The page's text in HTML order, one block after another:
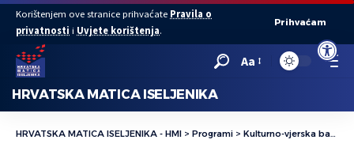
Open
Korištenjem ove stranice prihvaćate Pravila o
privatnosti i Uvjete korištenja.
Prihvaćam
Aa
HRVATSKA MATICA ISELJENIKA
HRVATSKA MATICA ISELJENIKA - HMI > Programi > Kulturno-vjerska baština Hrvata BiH